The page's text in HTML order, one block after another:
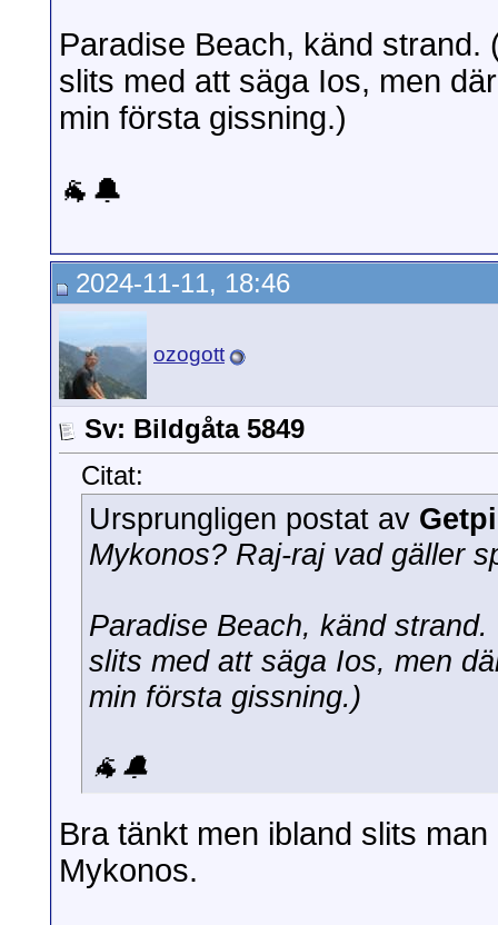
Paradise Beach, känd
slits med att säga Ios, men
min första gissning.)
🐐🔔
2024-11-11, 18:46
ozogott
Sv: Bildgåta 5849
Citat:
Ursprungligen postat av
Mykonos? Raj-raj vad gäller
Paradise Beach, känd
slits med att säga Ios, men
min första gissning.)
🐐🔔
Bra tänkt men ibland slits
Mykonos.